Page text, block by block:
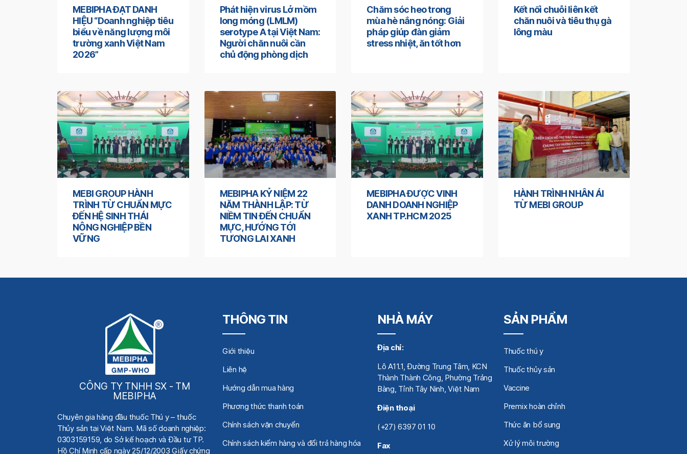
MEBIPHA ĐẠT DANH
HIỆU “Doanh nghiệp tiêu
biểu về năng lượng môi
trường xanh Việt Nam
2026”
Phát hiện virus Lở mồm
long móng (LMLM)
serotype A tại Việt Nam:
Người chăn nuôi cần
chủ động phòng dịch
Chăm sóc heo trong
mùa hè nắng nóng: Giải
pháp giúp đàn giảm
stress nhiệt, ăn tốt hơn
Kết nối chuỗi liên kết
chăn nuôi và tiêu thụ gà
lông màu
MEBI GROUP HÀNH
TRÌNH TỪ CHUẨN MỰC
ĐẾN HỆ SINH THÁI
NÔNG NGHIỆP BỀN
VỮNG
MEBIPHA KỶ NIỆM 22
NĂM THÀNH LẬP: TỪ
NIỀM TIN ĐẾN CHUẨN
MỰC, HƯỚNG TỚI
TƯƠNG LAI XANH
MEBIPHA ĐƯỢC VINH
DANH DOANH NGHIỆP
XANH TP.HCM 2025
HÀNH TRÌNH NHÂN ÁI
TỪ MEBI GROUP
CÔNG TY TNHH SX - TM
MEBIPHA
Chuyên gia hàng đầu thuốc Thú y– thuốc
Thủy sản tại Việt Nam. Mã số doanh nghiệp:
0303159159, do Sở kế hoạch và Đầu tư TP.
Hồ Chí Minh cấp ngày 25/12/2003 Giấy chứng
THÔNG TIN
Giới thiệu
Liên hệ
Hướng dẫn mua hàng
Phương thức thanh toán
Chính sách vận chuyển
Chính sách kiểm hàng và đổi trả hàng hóa
NHÀ MÁY
Địa chỉ:
Lô A11.1, Đường Trung Tâm, KCN
Thành Thành Công, Phường Trảng
Bàng, Tỉnh Tây Ninh, Việt Nam
Điện thoại
(+27) 6397 01 10
Fax
SẢN PHẨM
Thuốc thú y
Thuốc thủy sản
Vaccine
Premix hoàn chỉnh
Thức ăn bổ sung
Xử lý môi trường